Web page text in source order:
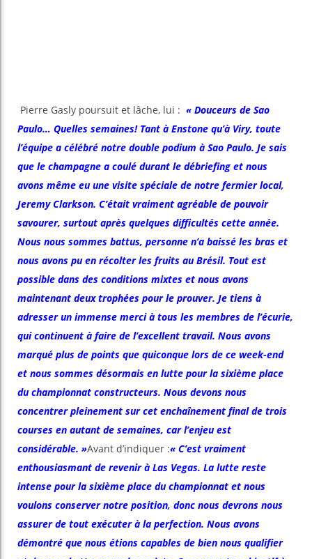
Pierre Gasly poursuit et lâche, lui : « Douceurs de Sao
Paulo… Quelles semaines! Tant à Enstone qu’à Viry, toute
l’équipe a célébré notre double podium à Sao Paulo. Je sais
que le champagne a coulé durant le débriefing et nous
avons même eu une visite spéciale de notre fermier local,
Jeremy Clarkson. C’était vraiment agréable de pouvoir
savourer, surtout après quelques difficultés cette année.
Nous nous sommes battus, personne n’a baissé les bras et
nous avons pu en récolter les fruits au Brésil. Tout est
possible dans des conditions mixtes et nous avons
maintenant deux trophées pour le prouver. Je tiens à
adresser un immense merci à tous les membres de l’écurie,
qui continuent à faire de l’excellent travail. Nous avons
marqué plus de points que quiconque lors de ce week-end
et nous sommes désormais en lutte pour la sixième place
du championnat constructeurs. Nous devons nous
concentrer pleinement sur cet enchaînement final de trois
courses en autant de semaines, car l’enjeu est
considérable. »Avant d’indiquer :« C’est vraiment
enthousiasmant de revenir à Las Vegas. La lutte reste
intense pour la sixième place du championnat et nous
voulons conserver notre position, donc nous devrons nous
assurer de tout exécuter à la perfection. Nous avons
démontré que nous étions capables de bien nous qualifier